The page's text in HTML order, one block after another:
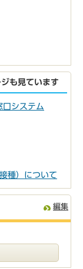
も見ています
システム
種）について
編集